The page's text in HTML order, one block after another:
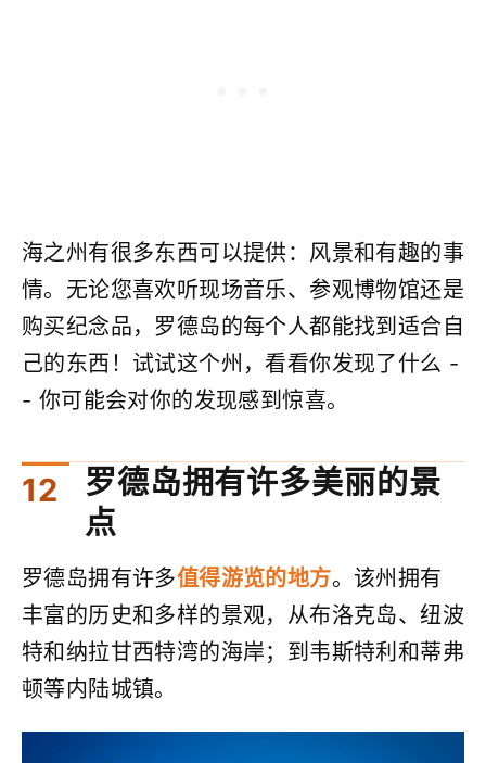
海之州有很多东西可以提供：风景和有趣的事
情。无论您喜欢听现场音乐、参观博物馆还是
购买纪念品，罗德岛的每个人都能找到适合自
己的东西！试试这个州，看看你发现了什么 -
- 你可能会对你的发现感到惊喜。
罗德岛拥有许多美丽的景
点
罗德岛拥有许多值得游览的地方。该州拥有
丰富的历史和多样的景观，从布洛克岛、纽波
特和纳拉甘西特湾的海岸；到韦斯特利和蒂弗
顿等内陆城镇。